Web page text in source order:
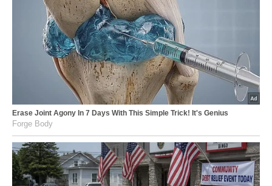
Erase Joint Agony In 7 Days With This Simple Trick! It's Genius
Forge Body